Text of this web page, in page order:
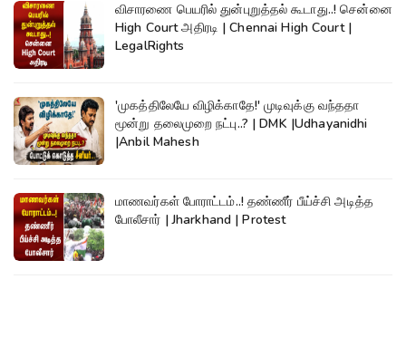
விசாரணை பெயரில் துன்புறுத்தல் கூடாது..! சென்னை
High Court அதிரடி | Chennai High Court |
LegalRights
'முகத்திலேயே விழிக்காதே!' முடிவுக்கு வந்ததா
மூன்று தலைமுறை நட்பு..? | DMK |Udhayanidhi
|Anbil Mahesh
மாணவர்கள் போராட்டம்..! தண்ணீர் பீய்ச்சி அடித்த
போலீசார் | Jharkhand | Protest